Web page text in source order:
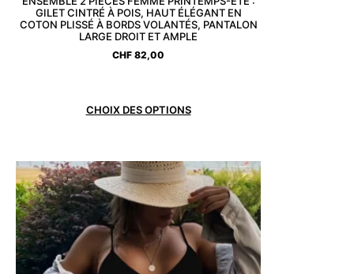
GILET CINTRÉ À POIS, HAUT ÉLÉGANT EN
COTON PLISSÉ À BORDS VOLANTÉS, PANTALON
LARGE DROIT ET AMPLE
CHF 82,00
CHOIX DES OPTIONS